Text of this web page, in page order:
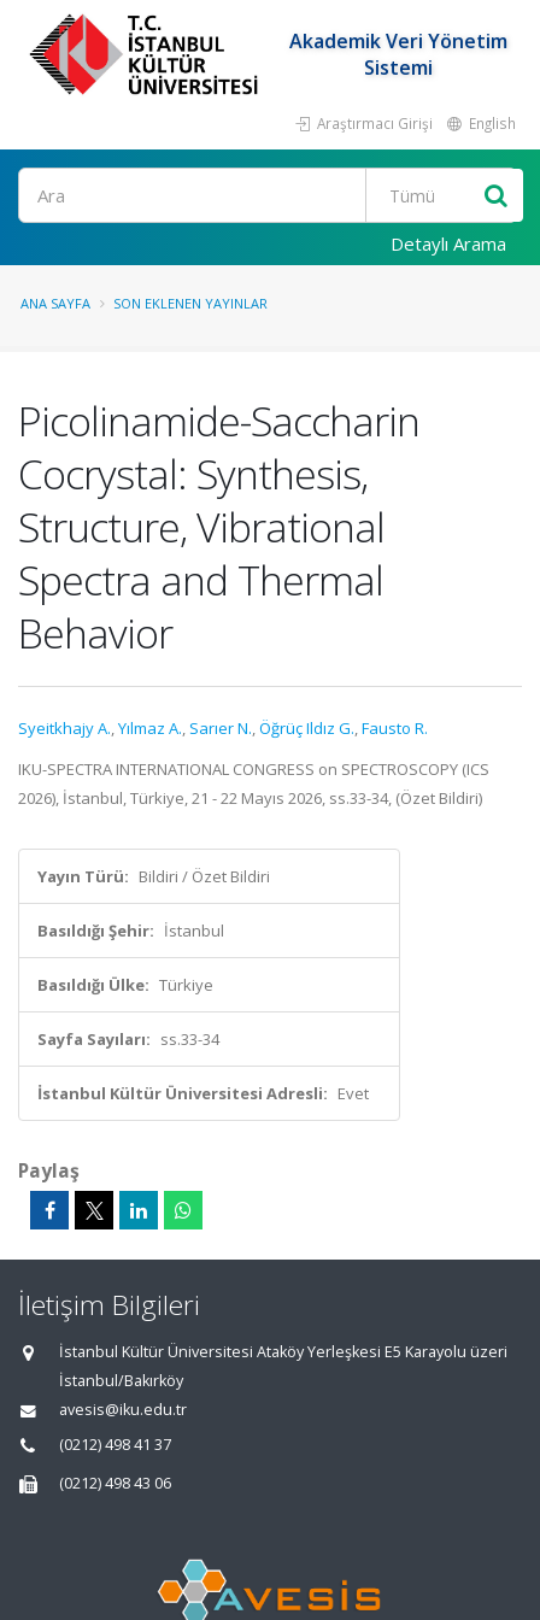
Akademik Veri Yönetim
Sistemi
Araştırmacı Girişi English
Ara
Detaylı Arama
ANA SAYFA SON EKLENEN YAYINLAR
Picolinamide-Saccharin
Cocrystal: Synthesis,
Structure, Vibrational
Spectra and Thermal
Behavior
Syeitkhajy A.,Yılmaz A., Sarıer N.,Öğrüç Ildız G.,Fausto R.
IKU-SPECTRA INTERNATIONAL CONGRESS on SPECTROSCOPY (ICS
2026), İstanbul, Türkiye, 21 - 22 Mayıs 2026, ss.33-34, (Özet Bildiri)
Yayın Türü: Bildiri / Özet Bildiri
Basıldığı Şehir: İstanbul
Basıldığı Ülke: Türkiye
Sayfa Sayıları: ss.33-34
İstanbul Kültür Üniversitesi Adresli: Evet
Paylaş
İletişim Bilgileri
İstanbul Kültür Üniversitesi Ataköy Yerleşkesi E5 Karayolu üzeri
İstanbul/Bakırköy
avesis@iku.edu.tr
(0212) 498 41 37
(0212) 498 43 06